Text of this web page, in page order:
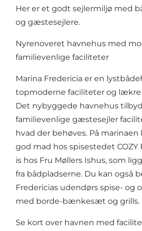
Her er et godt sejlermiljø med
og gæstesejlere.
Nyrenoveret havnehus med
familievenlige faciliteter
Marina Fredericia er en
topmoderne faciliteter og lækre
Det nybyggede havnehus
familievenlige gæstesejler
hvad der behøves. På
god mad hos spisestedet COZY
is hos Fru Møllers Ishus, som
fra bådpladserne. Du kan også
Fredericias udendørs spise- og
med borde-bænkesæt og grills.
Se kort over havnen med